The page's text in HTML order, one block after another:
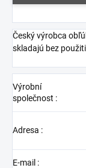
Český výrobca
skladajú bez
Výrobní
společnost :
Adresa :
E-mail :